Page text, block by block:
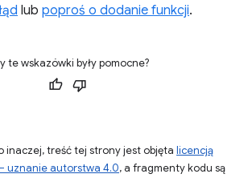
lub poproś o dodanie funkcji.
te wskazówki były pomocne?
inaczej, treść tej strony jest objęta licencją
uznanie autorstwa 4.0, a fragmenty kodu są